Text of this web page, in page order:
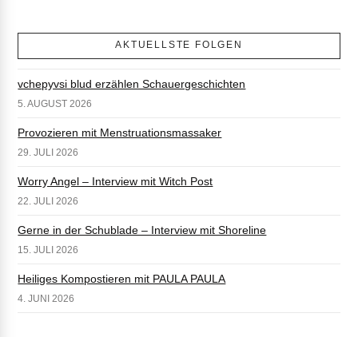
AKTUELLSTE FOLGEN
vchepyvsi blud erzählen Schauergeschichten
5. AUGUST 2026
Provozieren mit Menstruationsmassaker
29. JULI 2026
Worry Angel – Interview mit Witch Post
22. JULI 2026
Gerne in der Schublade – Interview mit Shoreline
15. JULI 2026
Heiliges Kompostieren mit PAULA PAULA
4. JUNI 2026